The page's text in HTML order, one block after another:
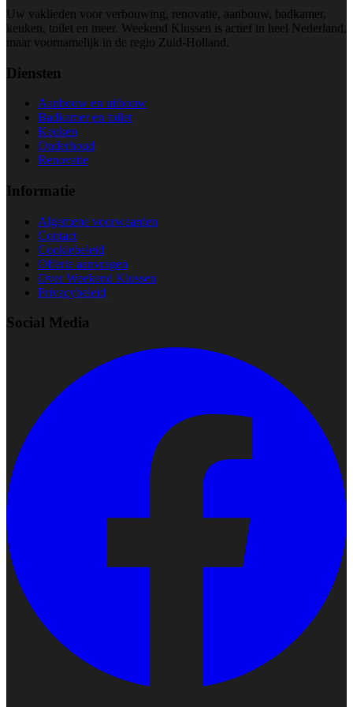
Uw vaklieden voor verbouwing, renovatie, aanbouw, badkamer,
keuken, toilet en meer. Weekend Klussen is actief in heel Nederland,
maar voornamelijk in de regio Zuid-Holland.
Diensten
Aanbouw en uitbouw
Badkamer en toilet
Keuken
Onderhoud
Renovatie
Informatie
Algemene voorwaarden
Contact
Cookiebeleid
Offerte aanvragen
Over Weekend Klussen
Privacybeleid
Social Media